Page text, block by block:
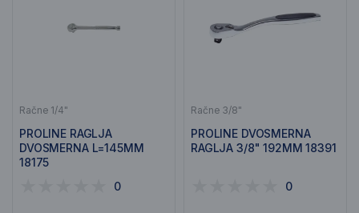
Račne 1/4"
PROLINE RAGLJA
DVOSMERNA L=145MM
18175
0
Račne 3/8"
PROLINE DVOSMERNA
RAGLJA 3/8" 192MM 18391
0